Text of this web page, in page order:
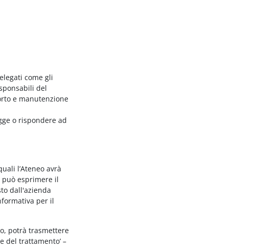
come gli
del
e manutenzione
o rispondere ad
l’Ateneo avrà
può esprimere il
dall'azienda
per il
potrà trasmettere
del trattamento’ –